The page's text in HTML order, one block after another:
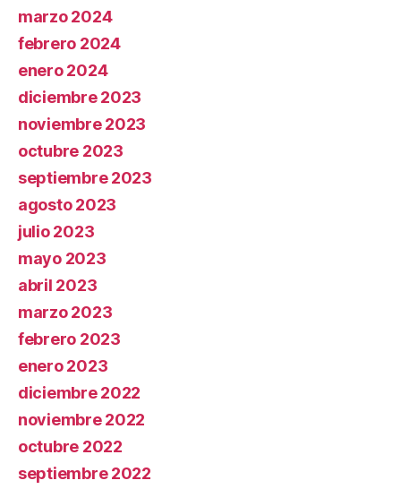
marzo 2024
febrero 2024
enero 2024
diciembre 2023
noviembre 2023
octubre 2023
septiembre 2023
agosto 2023
julio 2023
mayo 2023
abril 2023
marzo 2023
febrero 2023
enero 2023
diciembre 2022
noviembre 2022
octubre 2022
septiembre 2022